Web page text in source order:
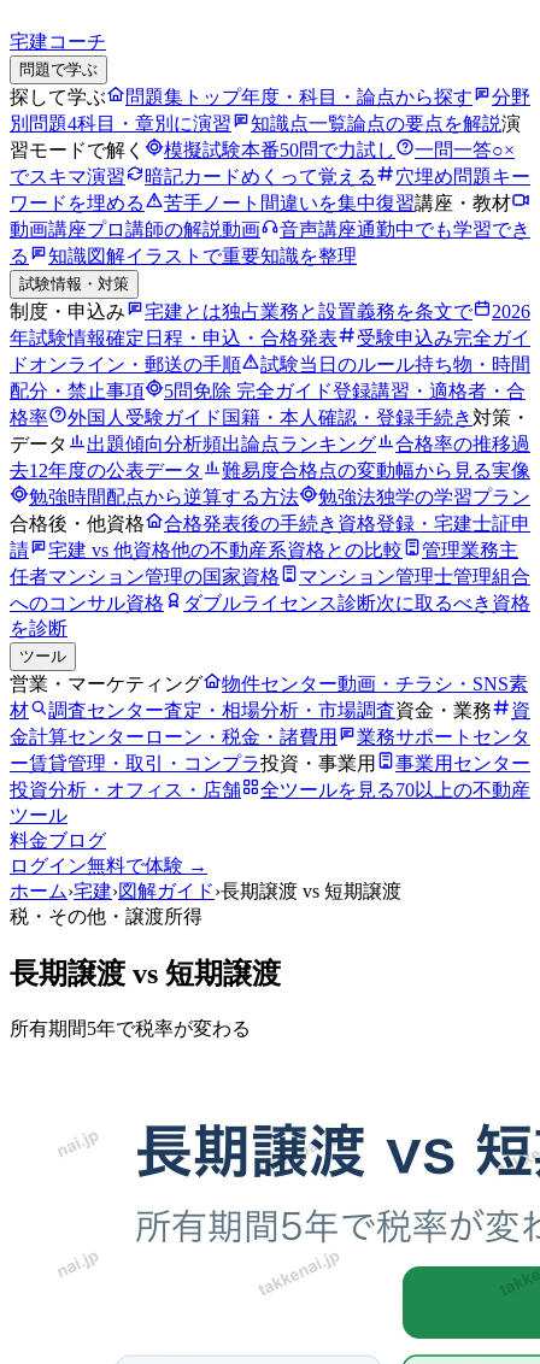
宅建コーチ
問題で学ぶ
探して学ぶ 問題集トップ年度・科目・論点から探す
分野
別問題4科目・章別に演習 知識点一覧論点の要点を解説演
習モードで解く
模擬試験本番50問で力試し 一問一答○×
でスキマ演習
暗記カードめくって覚える 穴埋め問題キー
ワードを埋める
苦手ノート 間違いを集中復習講座・教材
動画講座プロ講師の解説動画 音声講座通勤中でも学習でき
る
知識図解イラストで重要知識を整理
試験情報・対策
制度・申込み 宅建とは独占業務と設置義務を条文で
2026
年試験情報確定日程・申込・合格発表
受験申込み完全ガイ
ドオンライン・郵送の手順 試験当日のルール持ち物・時間
配分・禁止事項
5問免除 完全ガイド登録講習・適格者・合
格率
外国人受験ガイド 国籍・本人確認・登録手続き対策・
データ
出題傾向分析頻出論点ランキング 合格率の推移過
去12年度の公表データ
難易度合格点の変動幅から見る実像
勉強時間配点から逆算する方法 勉強法独学の学習プラン
合格後・他資格
合格発表後の手続き 資格登録・宅建士証申
請
宅建 vs 他資格他の不動産系資格との比較
管理業務主
任者マンション管理の国家資格 マンション管理士管理組合
へのコンサル資格
ダブルライセンス診断次に取るべき資格
を診断
ツール
営業・マーケティング 物件センター動画・チラシ・SNS素
材
調査センター査定・相場分析・市場調査資金・業務
資
金計算センター ローン・税金・諸費用
業務サポートセンタ
ー賃貸管理・取引・コンプラ投資・事業用
事業用センター
投資分析・オフィス・店舗
全ツールを見る70以上の不動産
ツール
料金ブログ
ログイン無料で体験 →
ホーム›宅建›図解ガイド›長期譲渡 vs 短期譲渡
税・その他 ・譲渡所得
長期譲渡 vs 短期譲渡
所有期間5年で税率が変わる